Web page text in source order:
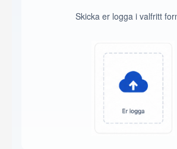
Skicka er logga i valfritt